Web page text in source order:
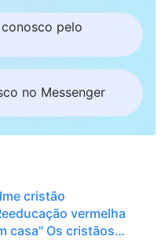
pelo
no Messenger
cristão
vermelha
casa" Os cristãos